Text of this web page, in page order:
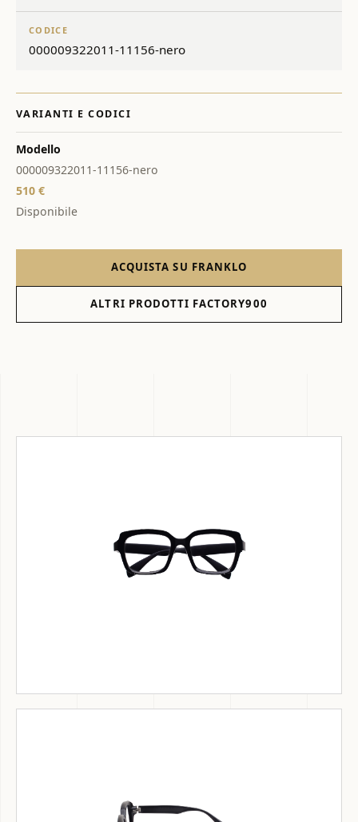
CODICE
000009322011-11156-nero
VARIANTI E CODICI
Modello
000009322011-11156-nero
510 €
Disponibile
ACQUISTA SU FRANKLO
ALTRI PRODOTTI FACTORY900